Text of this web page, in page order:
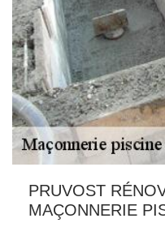
PRUVOST
MAÇONNERIE